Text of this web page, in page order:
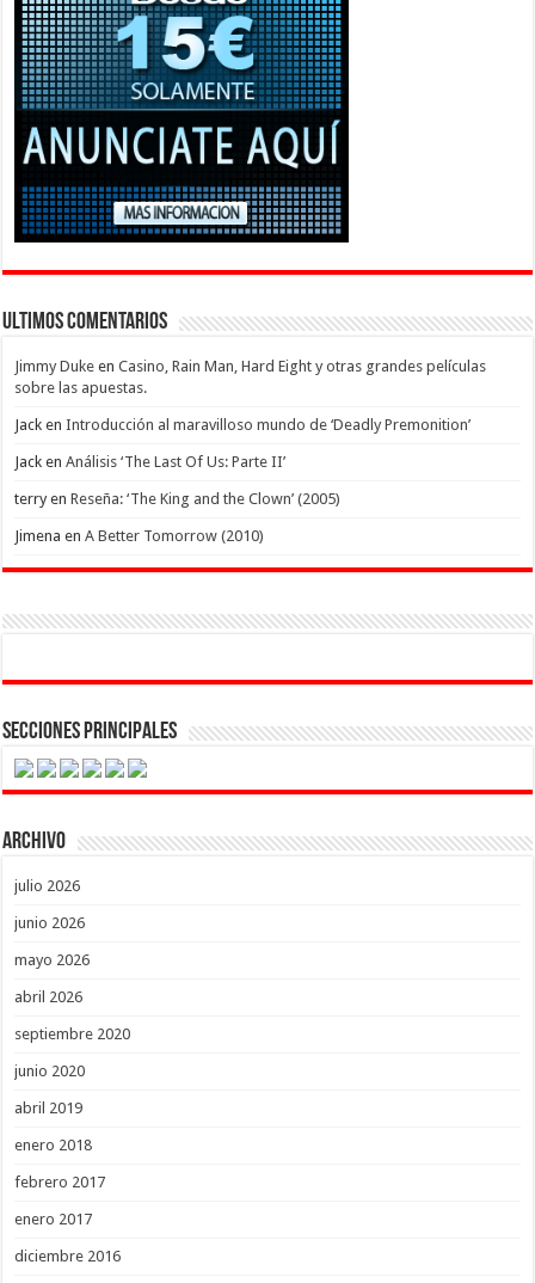
Ultimos Comentarios
Jimmy Duke enCasino, Rain Man, Hard Eight y otras grandes películas
sobre las apuestas.
Jack enIntroducción al maravilloso mundo de ‘Deadly Premonition’
Jack enAnálisis ‘The Last Of Us: Parte II’
terryenReseña: ‘The King and the Clown’ (2005)
Jimena enA Better Tomorrow (2010)
Secciones Principales
Archivo
julio 2026
junio 2026
mayo 2026
abril 2026
septiembre 2020
junio 2020
abril 2019
enero 2018
febrero 2017
enero 2017
diciembre 2016